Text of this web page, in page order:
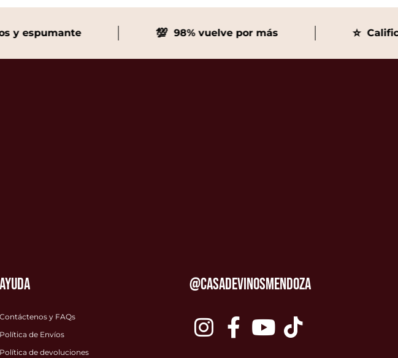
espumante 98% vuelve por más
AYUDA
Contáctenos y FAQs
Política de Envíos
Política de devoluciones
@CASADEVINOSMENDOZA